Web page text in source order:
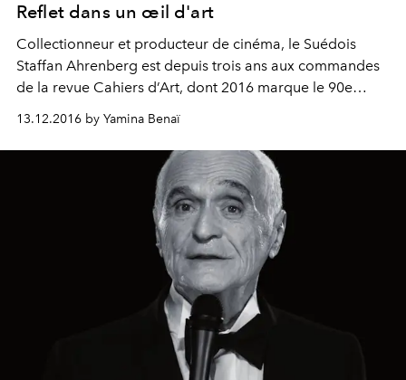
Reflet dans un œil d'art
Collectionneur et producteur de cinéma, le Suédois
Staffan Ahrenberg est depuis trois ans aux commandes
de la revue Cahiers d’Art, dont 2016 marque le 90e
anniversaire. Rencontre avec un homme nourri du passé
et en projection permanente d’avenir. Un esprit libre,
devenu l’heureux détenteur d’une parcelle de légende
de l’édition d’art française.
13.12.2016 by Yamina Benaï